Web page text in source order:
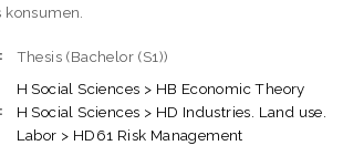
Thesis (Bachelor (S1))
H Social Sciences > HB Economic Theory
H Social Sciences > HD Industries. Land use.
Labor > HD61 Risk Management